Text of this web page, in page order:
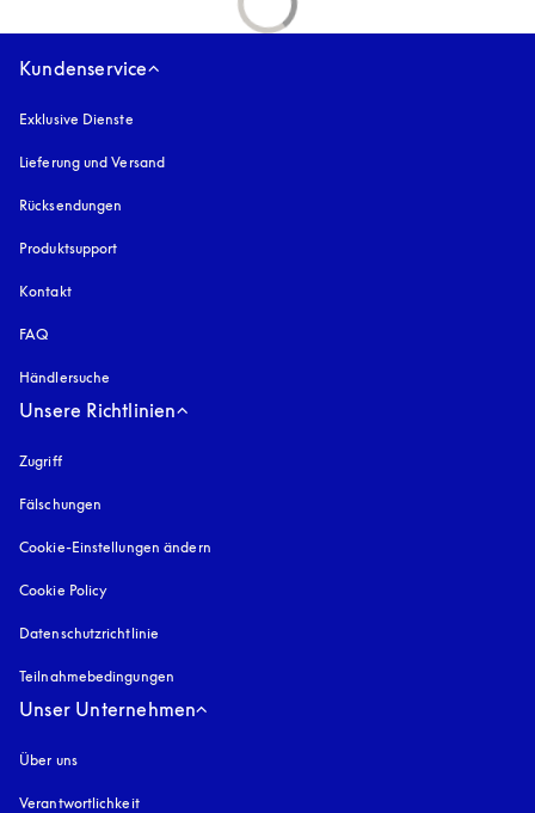
Kundenservice
Exklusive Dienste
Lieferung und Versand
Rücksendungen
Produktsupport
Kontakt
FAQ
Händlersuche
Unsere Richtlinien
Zugrifföffnet sich in einem neuen Tab
Fälschungen
Cookie-Einstellungen ändern
Cookie Policy
Datenschutzrichtlinie
Teilnahmebedingungen
Unser Unternehmen
Über uns
Verantwortlichkeit